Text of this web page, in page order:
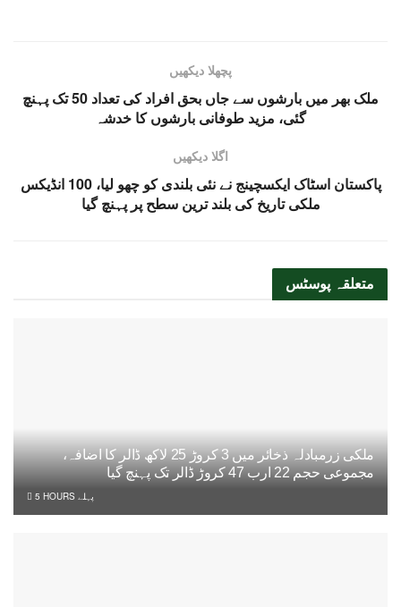
پچھلا دیکھیں
ملک بھر میں بارشوں سے جاں بحق افراد کی تعداد 50 تک پہنچ
گئی، مزید طوفانی بارشوں کا خدشہ
اگلا دیکھیں
پاکستان اسٹاک ایکسچینج نے نئی بلندی کو چھو لیا، 100 انڈیکس
ملکی تاریخ کی بلند ترین سطح پر پہنچ گیا
متعلقہ پوسٹس
ملکی زرمبادلہ ذخائر میں 3 کروڑ 25 لاکھ ڈالر کا اضافہ،
مجموعی حجم 22 ارب 47 کروڑ ڈالر تک پہنچ گیا
5 HOURS پہلے